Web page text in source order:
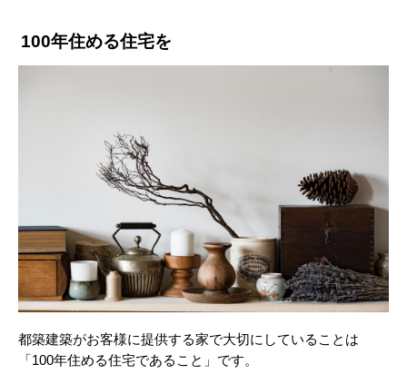
100年住める住宅を
都築建築がお客様に提供する家で大切にしていることは
「 100年住める住宅であること」です。